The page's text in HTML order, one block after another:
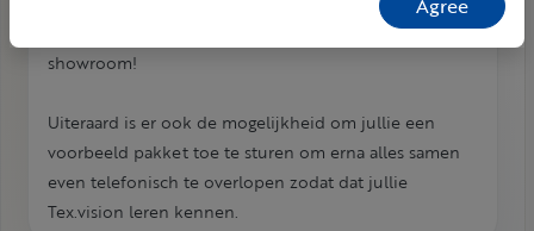
aan jullie voorstellen! Op locatie of in onze
showroom!
Uiteraard is er ook de mogelijkheid om jullie een
voorbeeld pakket toe te sturen om erna alles samen
even telefonisch te overlopen zodat dat jullie
Tex.vision leren kennen.
Agree